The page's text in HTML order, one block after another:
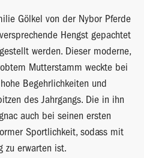
Gölkel von der Nybor Pferde
Hengst gepachtet
werden. Dieser moderne,
Mutterstamm weckte bei
Begehrlichkeiten und
des Jahrgangs. Die in ihn
auch bei seinen ersten
Sportlichkeit, sodass mit
zu erwarten ist.